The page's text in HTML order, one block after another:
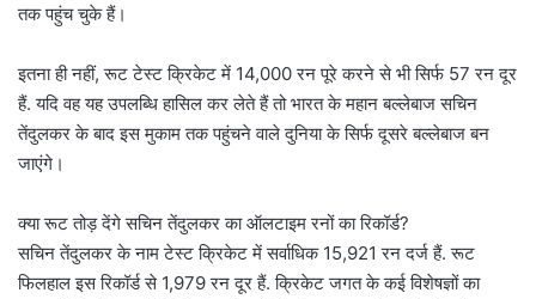
तक पहुंच चुके हैं।
इतना ही नहीं, रूट टेस्ट क्रिकेट में 14,000 रन पूरे करने से भी सिर्फ 57 रन दूर
हैं. यदि वह यह उपलब्धि हासिल कर लेते हैं तो भारत के महान बल्लेबाज सचिन
तेंदुलकर के बाद इस मुकाम तक पहुंचने वाले दुनिया के सिर्फ दूसरे बल्लेबाज बन
जाएंगे।
क्या रूट तोड़ देंगे सच‍िन तेंदुलकर का ऑलटाइम रनों का र‍िकॉर्ड?
सचिन तेंदुलकर के नाम टेस्ट क्रिकेट में सर्वाधिक 15,921 रन दर्ज हैं. रूट
फिलहाल इस रिकॉर्ड से 1,979 रन दूर हैं. क्रिकेट जगत के कई विशेषज्ञों का